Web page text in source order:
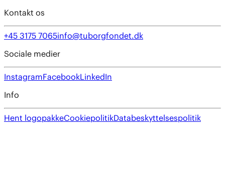
Kontakt os
+45 3175 7065info@tuborgfondet.dk
Sociale medier
InstagramFacebookLinkedIn
Info
Hent logopakkeCookiepolitikDatabeskyttelsespolitik